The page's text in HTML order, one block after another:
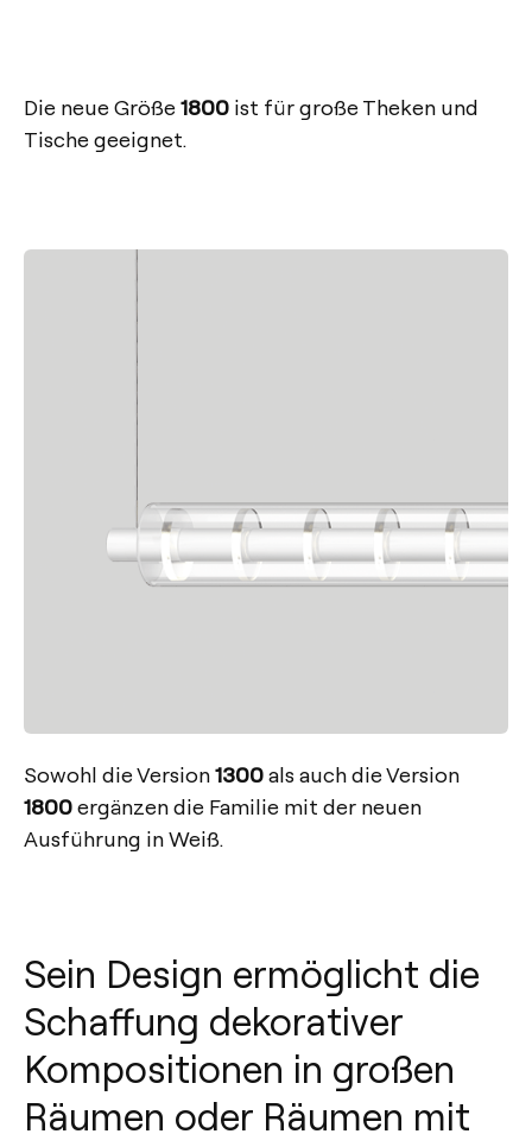
Die neue Größe1800 ist für große Theken und
Tische geeignet.
Sowohl die Version1300als auch die Version
1800ergänzen die Familie mit der neuen
Ausführung in Weiß.
Sein Design ermöglicht die
Schaffung dekorativer
Kompositionen in großen
Räumen oder Räumen mit